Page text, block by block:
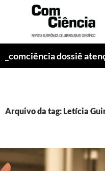
_comciência dossiê
Arquivo da tag: Letícia